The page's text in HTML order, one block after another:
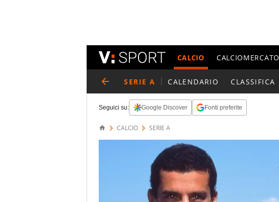
CALCIO CALCIOMERCATO
SERIE A CALENDARIO CLASSIFICA
Seguici su: Google Discover Fonti preferite
CALCIO SERIE A